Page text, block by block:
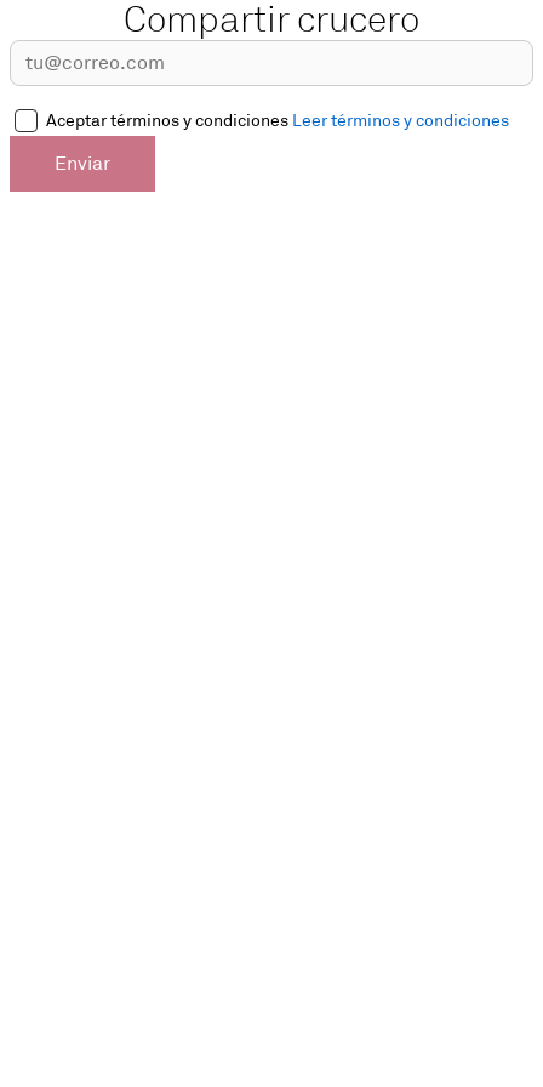
Compartir crucero
Aceptar términos y condiciones Leer términos y condiciones
Enviar